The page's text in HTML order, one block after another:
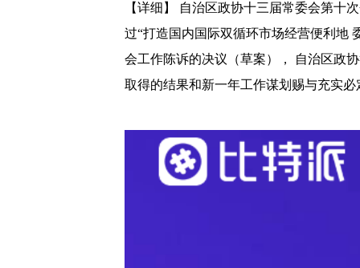
【详细】 自治区政协十三届常委会第十
过“打造国内国际双循环市场经营便利地
会工作陈诉的决议（草案）， 自治区政
取得的结果和新一年工作谋划赐与充实